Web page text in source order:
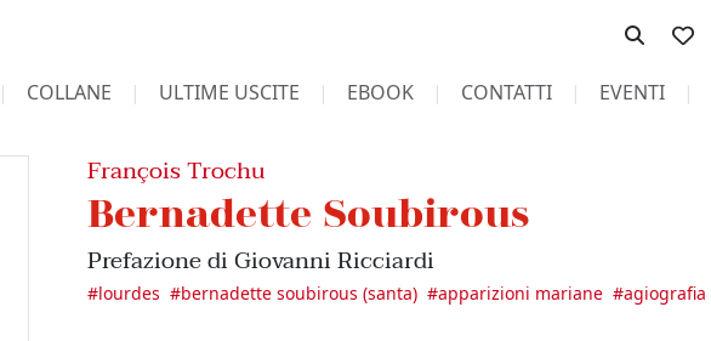
COLLANE ULTIME USCITE EBOOK CONTATTI EVENTI
François Trochu
Bernadette Soubirous
Prefazione di Giovanni Ricciardi
#lourdes #bernadette soubirous (santa) #apparizioni mariane #agiografia